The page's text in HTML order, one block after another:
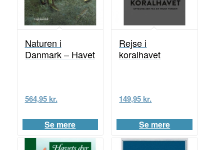
Naturen i
Danmark – Havet
564,95 kr.
Se mere
Rejse i
koralhavet
149,95 kr.
Se mere